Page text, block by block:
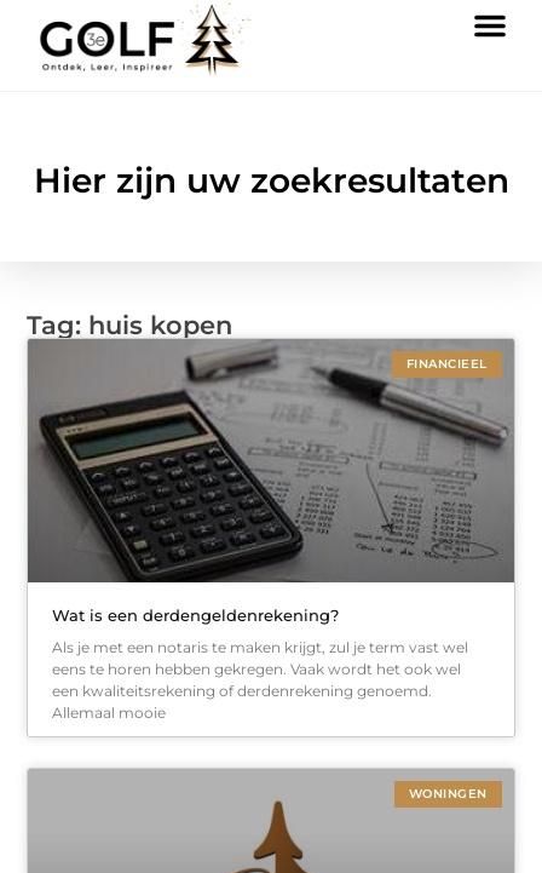
Hier zijn uw zoekresultaten
Tag: huis kopen
FINANCIEEL
Wat is een derdengeldenrekening?
Als je met een notaris te maken krijgt, zul je term vast wel
eens te horen hebben gekregen. Vaak wordt het ook wel
een kwaliteitsrekening of derdenrekening genoemd.
Allemaal mooie
WONINGEN